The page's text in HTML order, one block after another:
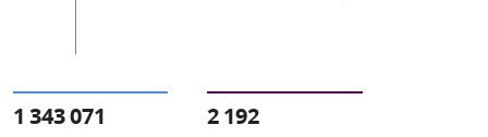
1 343 071 2 192